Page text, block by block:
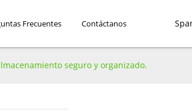
Frecuentes Contáctanos
seguro y organizado.